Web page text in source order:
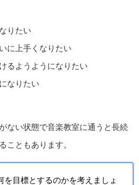
りたい
に上手くなりたい
るようようになりたい
なりたい
ない状態で音楽教室に通うと長続
こともあります。
を目標とするのかを考えましょ